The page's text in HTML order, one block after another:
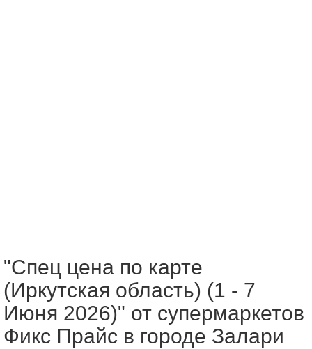
"Спец цена по карте
(Иркутская область) (1 - 7
Июня 2026)" от супермаркетов
Фикс Прайс в городе Залари